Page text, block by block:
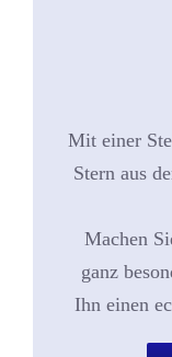
Mit einer
Stern aus
Machen
ganz
Ihn einen